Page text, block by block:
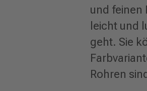
und feinen
leicht und
geht. Sie
Rohren